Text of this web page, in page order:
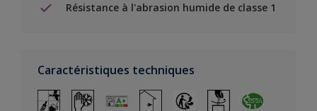
Résistance à l'abrasion humide de classe 1
Caractéristiques techniques